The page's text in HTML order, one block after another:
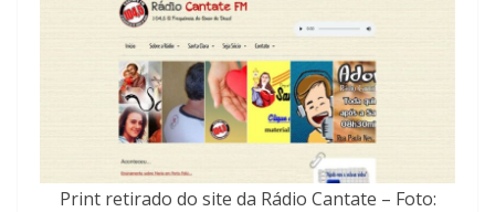
Print retirado do site da Rádio Cantate – Foto: